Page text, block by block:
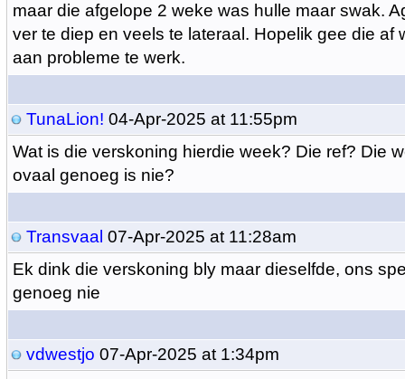
maar die afgelope 2 weke was hulle maar swak.
ver te diep en veels te lateraal. Hopelik gee die af
aan probleme te werk.
TunaLion! 04-Apr-2025 at 11:55pm
Wat is die verskoning hierdie week? Die ref? Die
ovaal genoeg is nie?
Transvaal 07-Apr-2025 at 11:28am
Ek dink die verskoning bly maar dieselfde, ons
genoeg nie
vdwestjo 07-Apr-2025 at 1:34pm